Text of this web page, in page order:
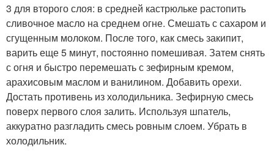
3 для второго слоя: в средней кастрюльке растопить
сливочное масло на среднем огне. Смешать с сахаром и
сгущенным молоком. После того, как смесь закипит,
варить еще 5 минут, постоянно помешивая. Затем снять
с огня и быстро перемешать с зефирным кремом,
арахисовым маслом и ванилином. Добавить орехи.
Достать противень из холодильника. Зефирную смесь
поверх первого слоя залить. Используя шпатель,
аккуратно разгладить смесь ровным слоем. Убрать в
холодильник.